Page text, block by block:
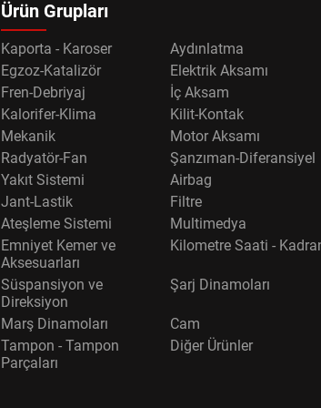
Ürün Grupları
Kaporta - Karoser
Aydınlatma
Egzoz-Katalizör
Elektrik Aksamı
Fren-Debriyaj
İç Aksam
Kalorifer-Klima
Kilit-Kontak
Mekanik
Motor Aksamı
Radyatör-Fan
Şanzıman-Diferansiyel
Yakıt Sistemi
Airbag
Jant-Lastik
Filtre
Ateşleme Sistemi
Multimedya
Emniyet Kemer ve
Aksesuarları
Kilometre Saati -
Süspansiyon ve
Direksiyon
Şarj Dinamoları
Marş Dinamoları
Cam
Tampon - Tampon
Parçaları
Diğer Ürünler